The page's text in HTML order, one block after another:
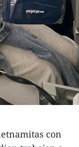
con